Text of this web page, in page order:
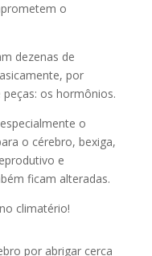
o
dezenas de
por
os hormônios.
o
o cérebro, bexiga,
e
ficam alteradas.
climatério!
por abrigar cerca